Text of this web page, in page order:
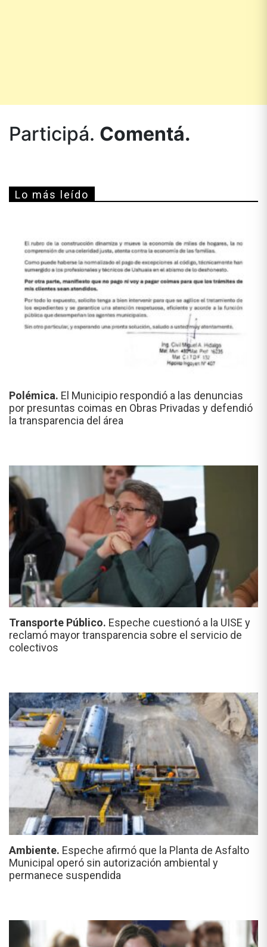
Participá. Comentá.
Lo más leído
Polémica. El Municipio respondió a las denuncias
por presuntas coimas en Obras Privadas y defendió
la transparencia del área
Transporte Público. Espeche cuestionó a la UISE y
reclamó mayor transparencia sobre el servicio de
colectivos
Ambiente. Espeche afirmó que la Planta de Asfalto
Municipal operó sin autorización ambiental y
permanece suspendida